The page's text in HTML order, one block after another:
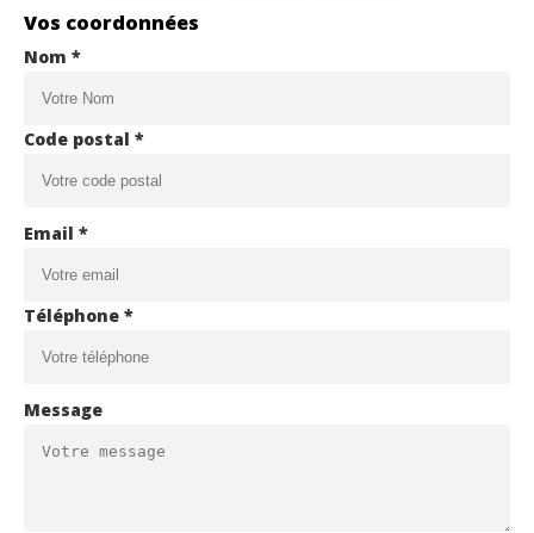
Vos coordonnées
Nom *
Code postal *
Email *
Téléphone *
Message